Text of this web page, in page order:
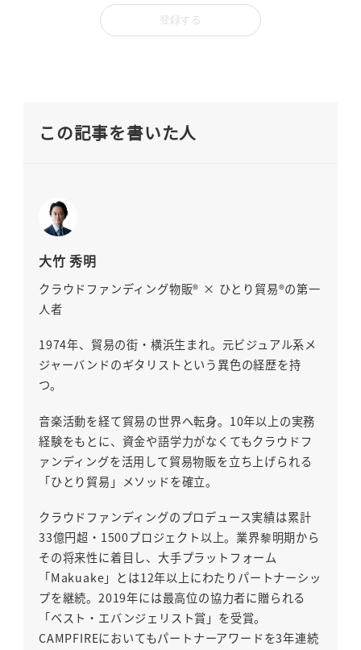
この記事を書いた人
大竹 秀明
クラウドファンディング物販® × ひとり貿易®の第一
人者
1974年、貿易の街・横浜生まれ。元ビジュアル系メ
ジャーバンドのギタリストという異色の経歴を持
つ。
音楽活動を経て貿易の世界へ転身。10年以上の実務
経験をもとに、資金や語学力がなくてもクラウドフ
ァンディングを活用して貿易物販を立ち上げられる
「ひとり貿易」メソッドを確立。
クラウドファンディングのプロデュース実績は累計
33億円超・1500プロジェクト以上。業界黎明期から
その将来性に着目し、大手プラットフォーム
「Makuake」とは12年以上にわたりパートナーシッ
プを継続。2019年には最高位の協力者に贈られる
「ベスト・エバンジェリスト賞」を受賞。
CAMPFIREにおいてもパートナーアワードを3年連続